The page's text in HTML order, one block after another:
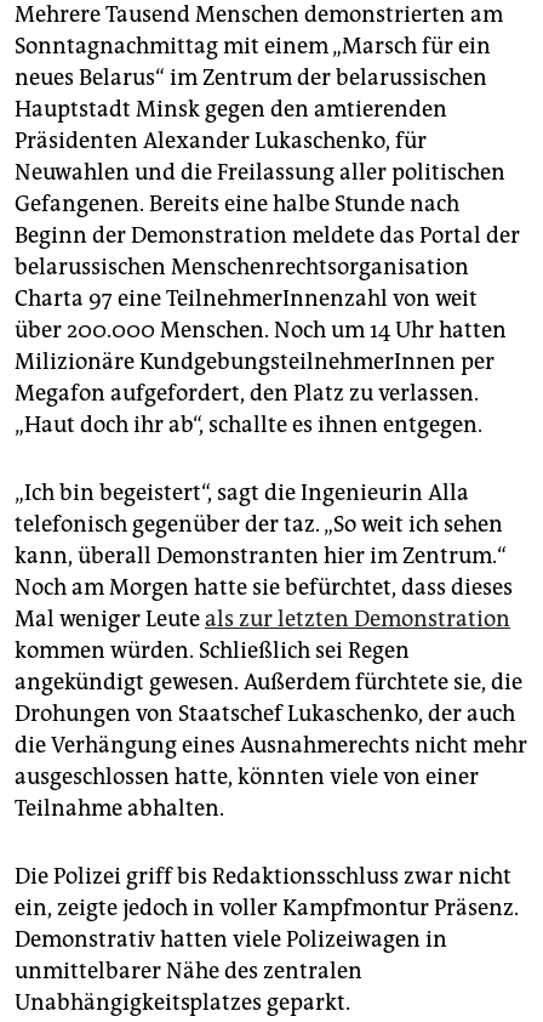
abo
genossenschaft
epaper login
Mehrere Tausend Menschen demonstrierten am
Sonntagnachmittag mit einem „Marsch für ein
neues Belarus“ im Zentrum der belarussischen
Hauptstadt Minsk gegen den amtierenden
Präsidenten Alexander Lukaschenko, für
Neuwahlen und die Freilassung aller politischen
Gefangenen. Bereits eine halbe Stunde nach
Beginn der Demonstration meldete das Portal der
belarussischen Menschenrechtsorganisation
Charta 97 eine TeilnehmerInnenzahl von weit
über 200.000 Menschen. Noch um 14 Uhr hatten
Milizionäre KundgebungsteilnehmerInnen per
Megafon aufgefordert, den Platz zu verlassen.
„Haut doch ihr ab“, schallte es ihnen entgegen.
„Ich bin begeistert“, sagt die Ingenieurin Alla
telefonisch gegenüber der taz. „So weit ich sehen
kann, überall Demonstranten hier im Zentrum.“
Noch am Morgen hatte sie befürchtet, dass dieses
Mal weniger Leuteals zur letzten Demonstration
kommen würden. Schließlich sei Regen
angekündigt gewesen. Außerdem fürchtete sie, die
Drohungen von Staatschef Lukaschenko, der auch
die Verhängung eines Ausnahmerechts nicht mehr
ausgeschlossen hatte, könnten viele von einer
Teilnahme abhalten.
Die Polizei griff bis Redaktionsschluss zwar nicht
ein, zeigte jedoch in voller Kampfmontur Präsenz.
­Demonstrativ hatten viele Polizeiwagen in
unmittelbarer Nähe des zentralen
Unabhängigkeitsplatzes geparkt.